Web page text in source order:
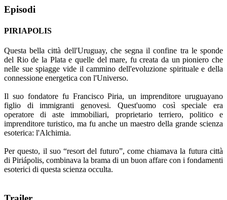
Episodi
PIRIAPOLIS
Questa bella città dell'Uruguay, che segna il confine tra le sponde
del Rio de la Plata e quelle del mare, fu creata da un pioniero che
nelle sue spiagge vide il cammino dell'evoluzione spirituale e della
connessione energetica con l'Universo.
Il suo fondatore fu Francisco Piria, un imprenditore uruguayano
figlio di immigranti genovesi. Quest'uomo così speciale era
operatore di aste immobiliari, proprietario terriero, politico e
imprenditore turistico, ma fu anche un maestro della grande scienza
esoterica: l'Alchimia.
Per questo, il suo “resort del futuro”, come chiamava la futura città
di Piriápolis, combinava la brama di un buon affare con i fondamenti
esoterici di questa scienza occulta.